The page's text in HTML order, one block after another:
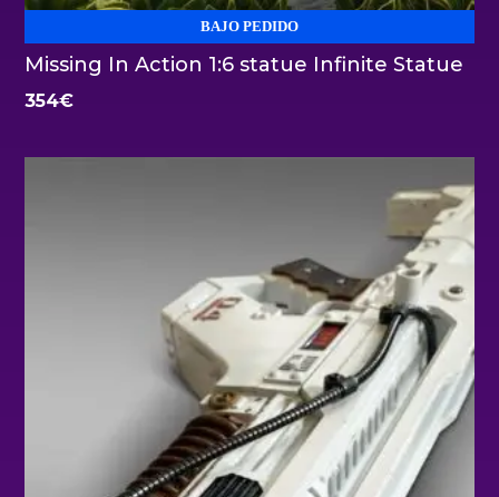
BAJO PEDIDO
Missing In Action 1:6 statue Infinite Statue
354€